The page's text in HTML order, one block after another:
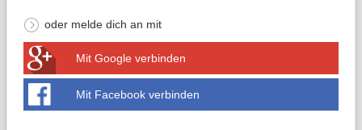
oder melde dich an mit
Mit Google verbinden
Mit Facebook verbinden